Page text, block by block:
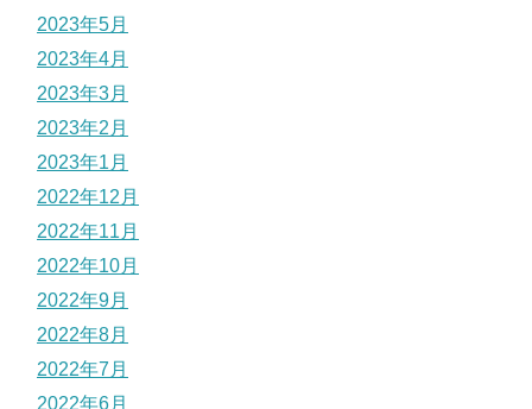
2023年5月
2023年4月
2023年3月
2023年2月
2023年1月
2022年12月
2022年11月
2022年10月
2022年9月
2022年8月
2022年7月
2022年6月